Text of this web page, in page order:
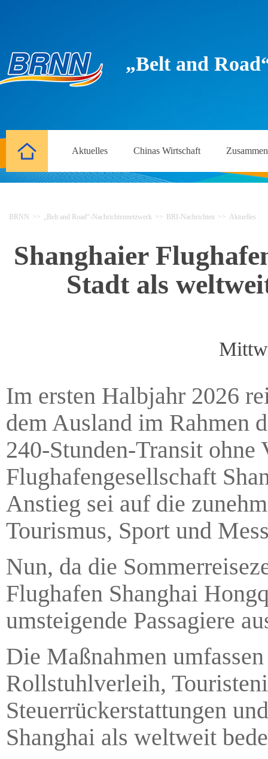
„Belt and
Aktuelles Chinas Wirtschaft
BRNN >> „Belt and Road“-Nachrichtennetzwerk >> BRI-Nachrichten >> Aktuelles
Shanghaier
Stadt als
Im ersten Halbjahr 2026
dem Ausland im Rahmen
240-Stunden-Transit
Flughafengesellschaft
Anstieg sei auf die
Tourismus, Sport und
Nun, da die
Flughafen Shanghai
umsteigende Passagiere
Die Maßnahmen
Rollstuhlverleih,
Steuerrückerstattungen
Shanghai als weltweit